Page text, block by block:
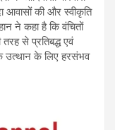
आवासों की और स्वीकृति
ने कहा है कि वंचितों
से प्रतिबद्ध एवं
उत्थान के लिए हरसंभव